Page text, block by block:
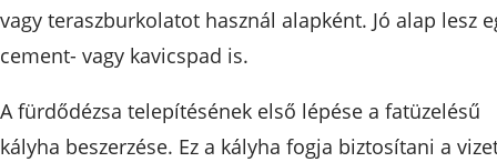
vagy teraszburkolatot használ alapként. Jó alap lesz
cement- vagy kavicspad is.
A fürdődézsa telepítésének első lépése a fatüzelésű
kályha beszerzése. Ez a kályha fogja biztosítani a